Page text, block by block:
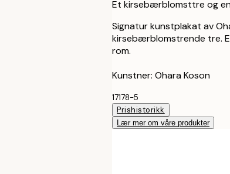
Et kirsebærblomsttre og
Signatur kunstplakat av
kirsebærblomstrende tre.
rom.
Kunstner: Ohara Koson
17178-5
Prishistorikk
Lær mer om våre produkter